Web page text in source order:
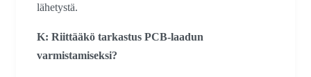
lähetystä.
K: Riittääkö tarkastus PCB-laadun
varmistamiseksi?